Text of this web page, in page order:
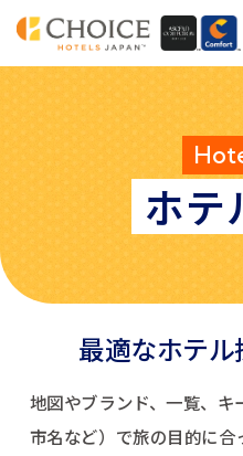
ホテ
最適なホテ
地図やブランド、一覧、
市名など）で旅の目的に合